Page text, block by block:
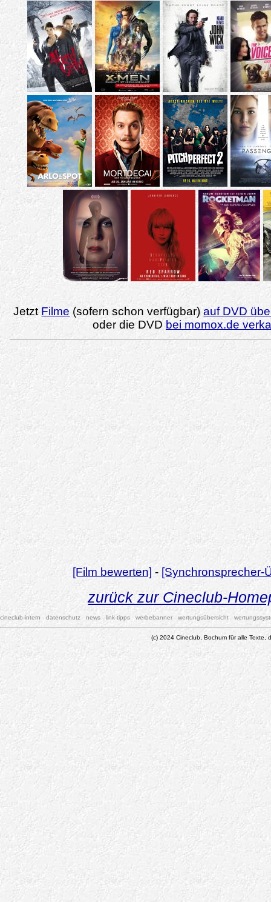
JetztFilme (sofern schon verfügbar)auf DVD
oder die DVD bei momox.de
[Film bewerten] - [Synchronsprecher-
zurück zur Cineclub-
cineclub-intern datenschutz news link-tipps werbebanner wertungsübersicht
(c) 2024 Cineclub, Bochum für alle Texte,